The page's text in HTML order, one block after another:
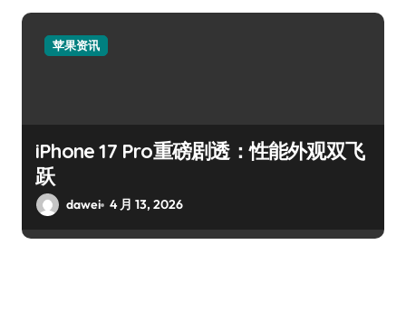
苹果资讯
iPhone 17 Pro重磅剧透：性能外观双飞
跃
dawei 4 月 13, 2026